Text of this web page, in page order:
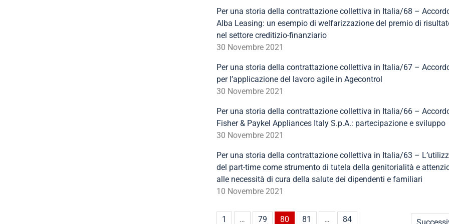
Per una storia della contrattazione collettiva in Italia/68 –
Alba Leasing: un esempio di welfarizzazione del premio di
nel settore creditizio-finanziario
30 Novembre 2021
Per una storia della contrattazione collettiva in Italia/67 –
per l’applicazione del lavoro agile in Agecontrol
30 Novembre 2021
Per una storia della contrattazione collettiva in Italia/66 –
Fisher & Paykel Appliances Italy S.p.A.: partecipazione e sviluppo
30 Novembre 2021
Per una storia della contrattazione collettiva in Italia/63 –
del part-time come strumento di tutela della genitorialità e
alle necessità di cura della salute dei dipendenti e familiari
10 Novembre 2021
1 … 79 80 81 … 84